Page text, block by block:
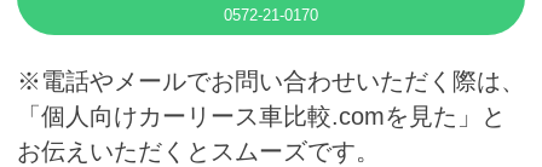
0572-21-0170
※電話やメールでお問い合わせいただく際は、
「個人向けカーリース車比較.comを見た」と
お伝えいただくとスムーズです。